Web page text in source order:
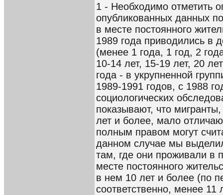
1 - Необходимо отметить
опубликованных данных
в месте постоянного
1989 года приводились в
(менее 1 года, 1 год, 2
10-14 лет, 15-19 лет, 20
года - в укрупненной
1989-1991 годов, с 1988
социологических
показывают, что
лет и более, мало
полным правом могут
данном случае мы
там, где они проживали в
месте постоянного
в нем 10 лет и более (по
соответственно, менее 11